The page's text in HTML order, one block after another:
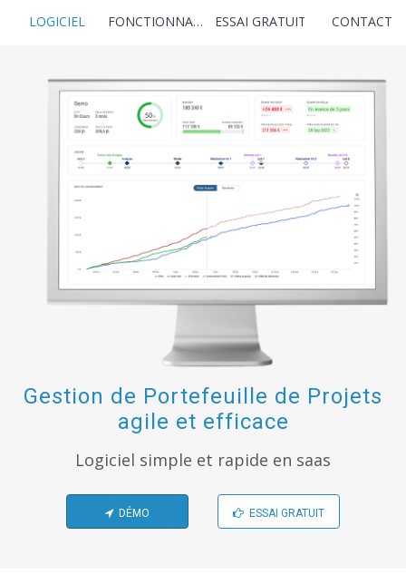
LOGICIEL FONCTIONNALITÉS ESSAI GRATUIT CONTACT
Gestion de Portefeuille de Projets
agile et efficace
Logiciel simple et rapide en saas
DÉMO ESSAI GRATUIT